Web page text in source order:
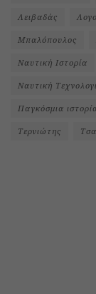
Λειβαδάς
Μπαλόπουλος
Ναυτική Ιστορία
Ναυτική
Παγκόσμια
Τερνιώτης